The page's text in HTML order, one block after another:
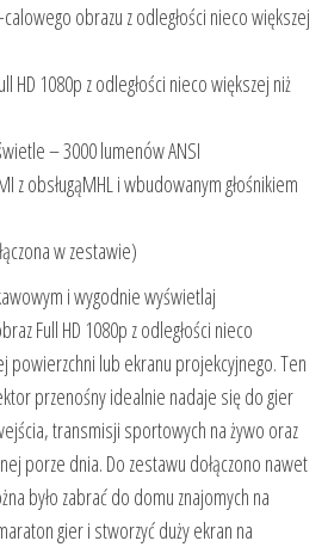
obrazu z odległości nieco większej
HD 1080p z odległości nieco większej niż
– 3000 lumenów ANSI
z obsługąMHL i wbudowanym głośnikiem
w zestawie)
i wygodnie wyświetlaj
Full HD 1080p z odległości nieco
powierzchni lub ekranu projekcyjnego. Ten
przenośny idealnie nadaje się do gier
transmisji sportowych na żywo oraz
porze dnia. Do zestawu dołączono nawet
było zabrać do domu znajomych na
gier i stworzyć duży ekran na